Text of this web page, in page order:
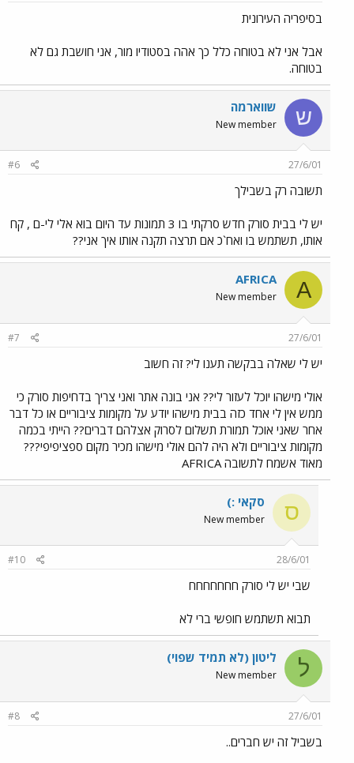
בסיפריה העירונית
אבל אני לא בטוחה כלל כך אהה בסטודיו מור, אני חושבת גם לא
בטוחה.
ש שווארמה
New member
27/6/01
#6
תשובה רק בשבילך
יש לי בבית סורק חדש סרקתי בו 3 תמונות עד היום בוא אלי לי-ם , קח
אותו, תשתמש בו ואח`כ אם תרצה תקנה אותו איך אני??
A
AFRICA
New member
27/6/01
#7
יש לי שאלה בבקשה תענו לי? זה חשוב
אולי מישהו יוכל לעזור לי?? אני בונה אתר ואני צריך בדחיפות סורק כי
ממש אין לי אחד כזה בבית מישהו יודע על מקומות ציבוריים או כל דבר
אחר שאני אוכל תמורת תשלום לסרוק אצלהם דברים?? הייתי בכמה
מקומות ציבוריים ולא היה להם אולי מישהו מכיר מקום ספציפיפי???
מאוד אשמח לתשובה AFRICA
ס סקאי :)
New member
28/6/01
#10
שבי יש לי סורק חחחחחחח
תבוא תשתמש חופשי ברי לא
ל ליטון (לא תמיד שפוי)
New member
27/6/01
#8
בשביל זה יש חברים..